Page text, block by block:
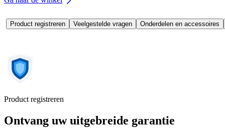
Product registreren Veelgestelde vragen Onderdelen en accessoires
Product registreren
Ontvang uw uitgebreide garantie